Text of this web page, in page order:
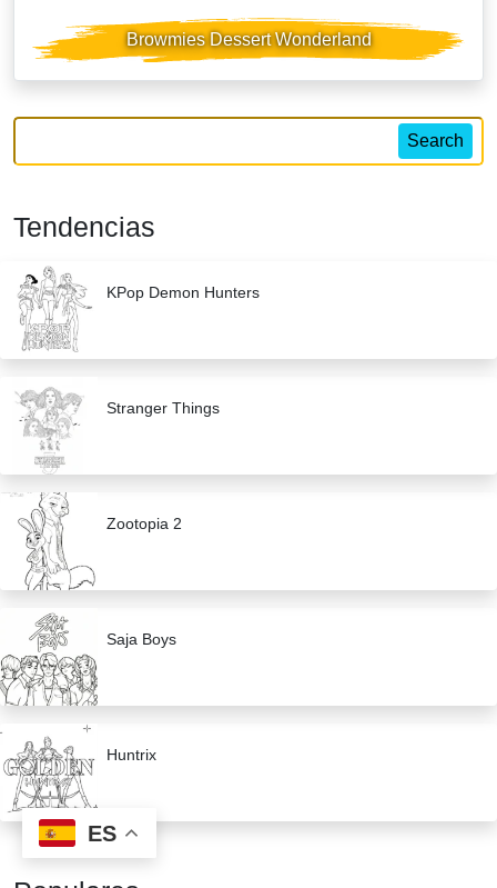
Browmies Dessert Wonderland
Search
Tendencias
KPop Demon Hunters
Stranger Things
Zootopia 2
Saja Boys
Huntrix
ES